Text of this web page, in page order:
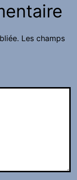
Les champs